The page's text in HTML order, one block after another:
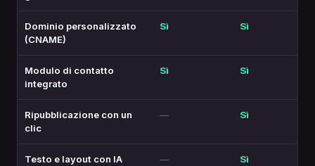
Dominio personalizzato
(CNAME)
Sì Sì
Modulo di contatto
integrato
Sì Sì
Ripubblicazione con un
clic
— Sì
Testo e layout con IA
— Sì